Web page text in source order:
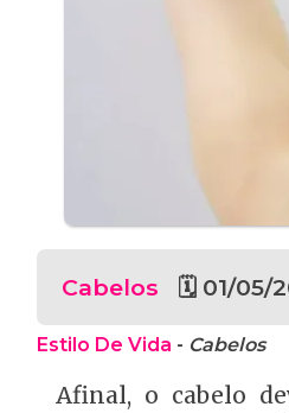
Cabelos 🗓 01/05/
Estilo De Vida - Cabelos
Afinal, o cabelo